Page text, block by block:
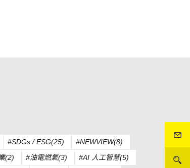
#SDGs / ESG(25)
#NEWVIEW(8)
(2) #油電燃氣(3)
#AI 人工智慧(5)